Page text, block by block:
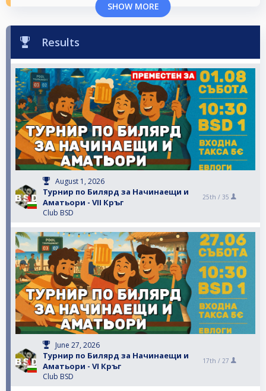
SHOW MORE
Results
August 1, 2026
Турнир по Билярд за Начинаещи и
Аматьори - VII Кръг
Club BSD
25th / 35
June 27, 2026
Турнир по Билярд за Начинаещи и
Аматьори - VI Кръг
Club BSD
17th / 27